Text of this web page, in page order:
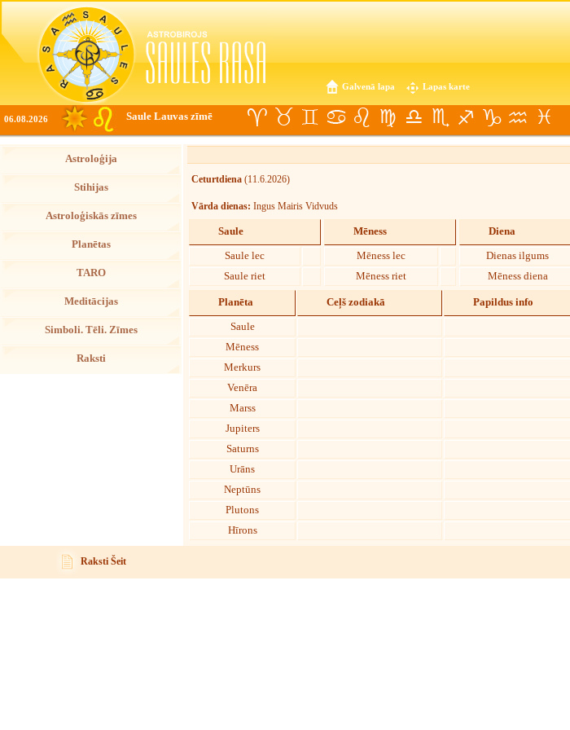
Galvenā lapa Lapas karte
06.08.2026 Saule Lauvas zīmē
Astroloģija
Stihijas
Astroloģiskās zīmes
Planētas
TARO
Meditācijas
Simboli. Tēli. Zīmes
Raksti
Ceturtdiena (11.6.2026)
Vārda dienas: Ingus Mairis Vidvuds
Saule
Saule lec
Saule riet
Mēness
Mēness lec
Mēness riet
Diena
Dienas ilgums
Mēness diena
Planēta Ceļš zodiakā Papildus info
Saule
Mēness
Merkurs
Venēra
Marss
Jupiters
Saturns
Urāns
Neptūns
Plutons
Hīrons
Raksti Šeit